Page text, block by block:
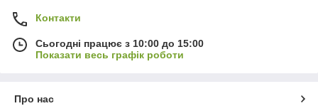
Контакти
Сьогодні працює з 10:00 до 15:00
Показати весь графік роботи
Про нас